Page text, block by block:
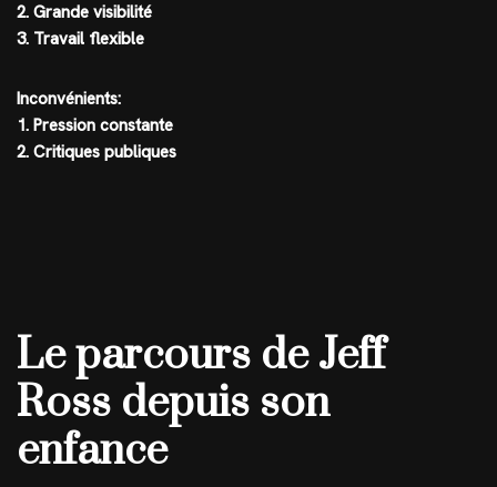
2. Grande visibilité
3. Travail flexible
Inconvénients:
1. Pression constante
2. Critiques publiques
Le parcours de Jeff
Ross depuis son
enfance